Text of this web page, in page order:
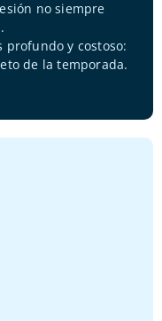
no siempre
profundo y costoso:
de la temporada.